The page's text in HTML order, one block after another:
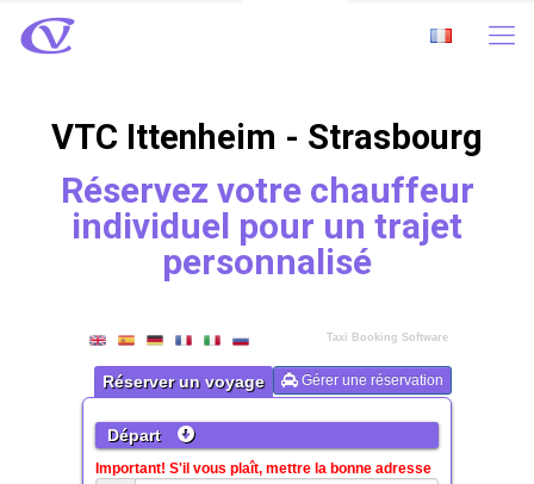
VTC Ittenheim - Strasbourg
Réservez votre chauffeur
individuel pour un trajet
personnalisé